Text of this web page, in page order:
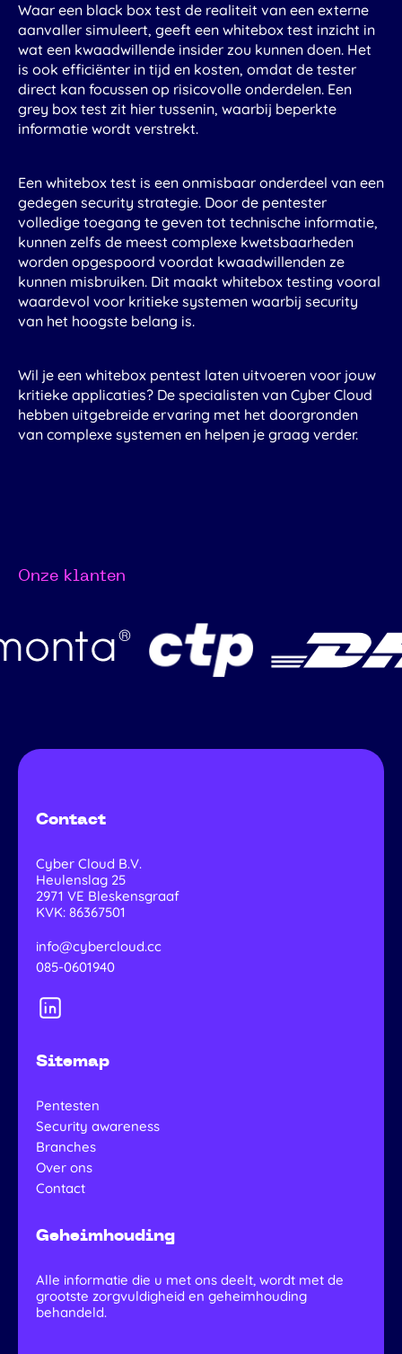
Waar een black box test de realiteit van een externe
aanvaller simuleert, geeft een whitebox test inzicht in
wat een kwaadwillende insider zou kunnen doen. Het
is ook efficiënter in tijd en kosten, omdat de tester
direct kan focussen op risicovolle onderdelen. Een
grey box test zit hier tussenin, waarbij beperkte
informatie wordt verstrekt.
Een whitebox test is een onmisbaar onderdeel van een
gedegen security strategie. Door de pentester
volledige toegang te geven tot technische informatie,
kunnen zelfs de meest complexe kwetsbaarheden
worden opgespoord voordat kwaadwillenden ze
kunnen misbruiken. Dit maakt whitebox testing vooral
waardevol voor kritieke systemen waarbij security
van het hoogste belang is.
Wil je een whitebox pentest laten uitvoeren voor jouw
kritieke applicaties? De specialisten van Cyber Cloud
hebben uitgebreide ervaring met het doorgronden
van complexe systemen en helpen je graag verder.
Onze klanten
Contact
Cyber Cloud B.V.
Heulenslag 25
2971 VE Bleskensgraaf
KVK: 86367501
info@cybercloud.cc
085-0601940
Sitemap
Pentesten
Security awareness
Branches
Over ons
Contact
Geheimhouding
Alle informatie die u met ons deelt, wordt met de
grootste zorgvuldigheid en geheimhouding
behandeld.